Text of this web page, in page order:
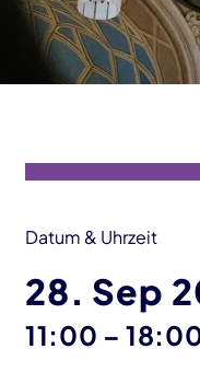
Datum & Uhrzeit
28. Sep
11:00 – bis